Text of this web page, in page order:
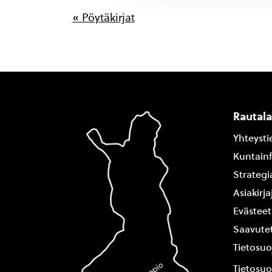
« Pöytäkirjat
Evästeet